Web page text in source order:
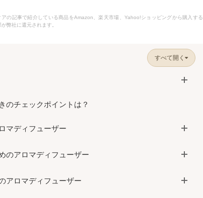
の記事で紹介している商品をAmazon、楽天市場、Yahoo!ショッピングから購入する
弊社に還元されます。
すべて開く
のチェックポイントは？
マディフューザー
のアロマディフューザー
アロマディフューザー